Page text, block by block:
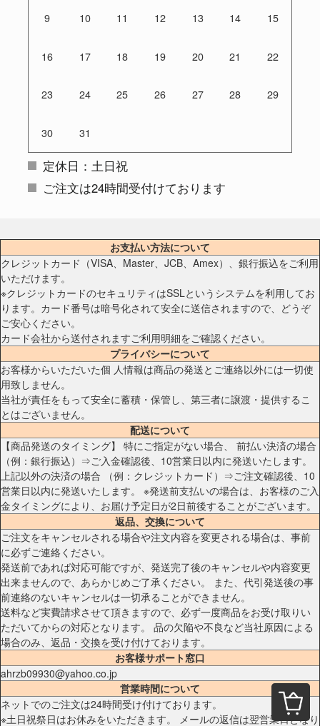
9 10 11 12 13 14 15
16 17 18 19 20 21 22
23 24 25 26 27 28 29
30 31
定休日：土日祝
ご注文は24時間受付けております
お支払い方法について
クレジットカード（VISA、Master、JCB、Amex）、銀行振込をご利用
いただけます。
※クレジットカードのセキュリティはSSLというシステムを利用してお
ります。カード番号は暗号化されて安全に送信されますので、どうぞ
ご安心ください。
カード会社から送付されますご利用明細をご確認ください。
プライバシーについて
お客様からいただいた個 人情報は商品の発送とご連絡以外には一切使
用致しません。
当社が責任をもって安全に蓄積・保管し、第三者に譲渡・提供するこ
とはございません。
配送について
【商品発送のタイミング】 特にご指定がない場合、 前払い決済の場合
（例：銀行振込）⇒ご入金確認後、10営業日以内に発送いたします。
上記以外の決済の場合 （例：クレジットカード）⇒ご注文確認後、10
営業日以内に発送いたします。 ※発送前支払いの場合は、お客様のご入
金タイミングにより、お届け予定日が2日前後することがございます。
返品、交換について
ご注文をキャンセルされる場合や注文内容を変更される場合は、事前
に必ずご連絡ください。
発送前であれば対応可能ですが、発送完了後のキャンセルや内容変更
出来ませんので、あらかじめご了承ください。 また、代引発送後の事
前連絡のないキャンセルは一切承ることができません。
送料など実費請求させて頂きますので、必ず一度商品をお受け取りい
ただいてからの対応となります。 品の欠陥や不良など当社原因による
場合のみ、返品・交換を受け付けております。
お客様サポート窓口
ahrzb09930@yahoo.co.jp
営業時間について
ネットでのご注文は24時間受け付けております。
※土日祝祭日はお休みをいただきます。 メールの返信は翌営業日となり